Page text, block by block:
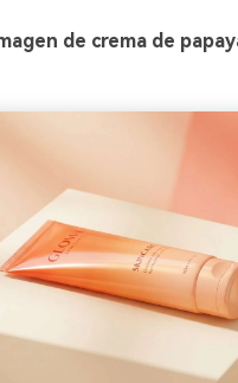
de crema de